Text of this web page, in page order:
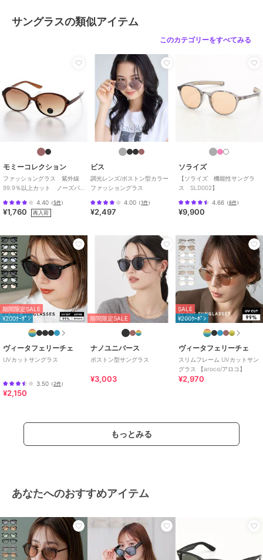
サングラスの類似アイテム
このカテゴリーをすべてみる
モミーコレクション
ファッショングラス 紫外線
99.9％以上カット ノーズパ
4.40 （5件）
¥1,760 再入荷
ビス
調光レンズ/ボストン型カラー
ファッショングラス
4.00 （1件）
¥2,497
ソライズ
【ソライズ 機能性サングラ
ス SLD002】
4.66（6件）
¥9,900
期間限定SALE
¥200ｸｰﾎﾟﾝ
ヴィータフェリーチェ
UVカットサングラス
3.50 （2件）
¥2,150
期間限定SALE
ナノユニバース
ボストン型サングラス
¥3,003
SALE
¥200ｸｰﾎﾟﾝ
ヴィータフェリーチェ
スリムフレーム UVカットサン
グラス 【aroco/アロコ】
¥2,970
もっとみる
あなたへのおすすめアイテム